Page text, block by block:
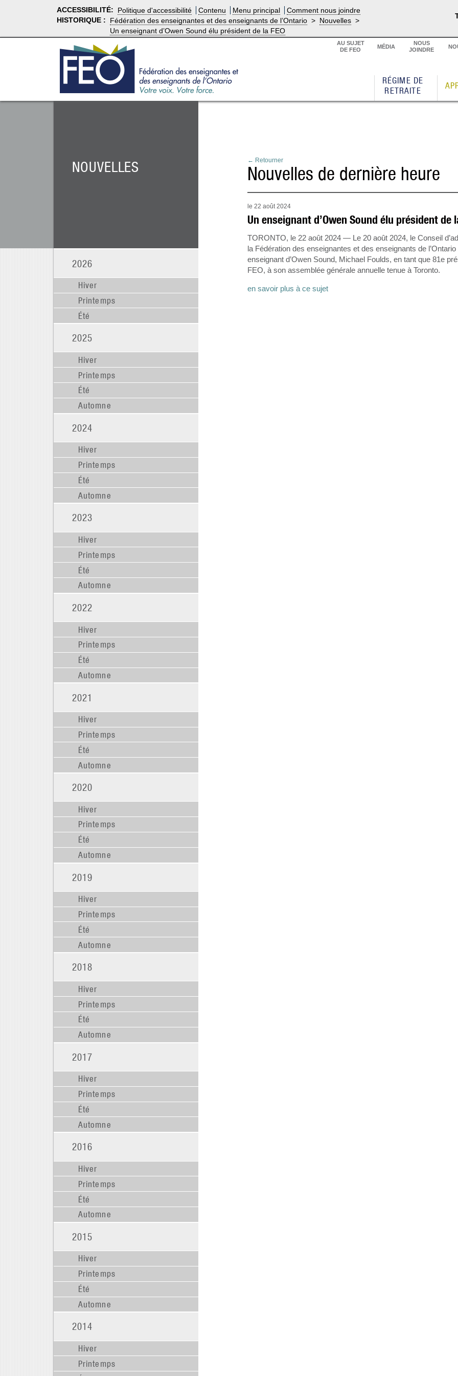
ACCESSIBILITÉ: Politique d'accessibilité Contenu Menu principal Comment nous joindre
HISTORIQUE : Fédération des enseignantes et des enseignants de l’Ontario > Nouvelles >
Un enseignant d’Owen Sound élu président de la FEO
AU SUJET
DE FEO
MÉDIA
NOUS
JOINDRE
RÉGIME DE
RETRAITE
NOUVELLES
2026
Hiver
Printemps
Été
2025
Hiver
Printemps
Été
Automne
2024
Hiver
Printemps
Été
Automne
2023
Hiver
Printemps
Été
Automne
2022
Hiver
Printemps
Été
Automne
2021
Hiver
Printemps
Été
Automne
2020
Hiver
Printemps
Été
Automne
2019
Hiver
Printemps
Été
Automne
2018
Hiver
Printemps
Été
Automne
2017
Hiver
Printemps
Été
Automne
2016
Hiver
Printemps
Été
Automne
2015
Hiver
Printemps
Été
Automne
2014
Hiver
Printemps
← Retourner
Nouvelles de dernière heure
le 22 août 2024
Un enseignant d’Owen Sound élu président de
TORONTO, le 22 août 2024 — Le 20 août 2024, le Conseil
la Fédération des enseignantes et des enseignants de
enseignant d’Owen Sound, Michael Foulds, en tant que 81e
FEO, à son assemblée générale annuelle tenue à Toronto.
en savoir plus à ce sujet